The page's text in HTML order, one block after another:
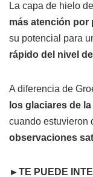
La capa de hielo
más atención por
su potencial para
rápido del nivel
A diferencia de
los glaciares de
cuando estuvieron
observaciones
►TE PUEDE